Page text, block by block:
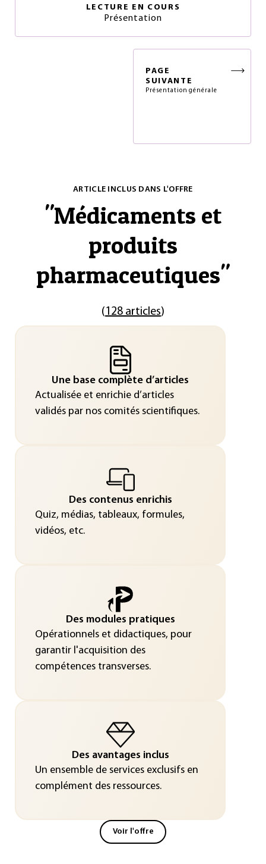
LECTURE EN COURS
Présentation
PAGE
SUIVANTE
Présentation générale
ARTICLE INCLUS DANS L'OFFRE
"Médicaments et
produits
pharmaceutiques"
(128 articles)
Une base complète d’articles
Actualisée et enrichie d’articles
validés par nos comités scientifiques.
Des contenus enrichis
Quiz, médias, tableaux, formules,
vidéos, etc.
Des modules pratiques
Opérationnels et didactiques, pour
garantir l'acquisition des
compétences transverses.
Des avantages inclus
Un ensemble de services exclusifs en
complément des ressources.
Voir l'offre